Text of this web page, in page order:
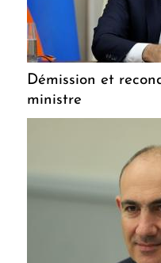
Démission et
ministre